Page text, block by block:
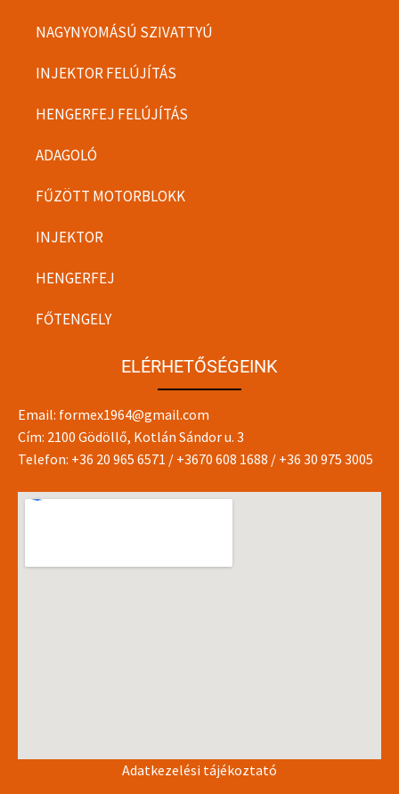
NAGYNYOMÁSÚ SZIVATTYÚ
INJEKTOR FELÚJÍTÁS
HENGERFEJ FELÚJÍTÁS
ADAGOLÓ
FŰZÖTT MOTORBLOKK
INJEKTOR
HENGERFEJ
FŐTENGELY
ELÉRHETŐSÉGEINK
Email: formex1964@gmail.com
Cím: 2100 Gödöllő, Kotlán Sándor u. 3
Telefon: +36 20 965 6571 / +3670 608 1688 / +36 30 975 3005
Adatkezelési tájékoztató